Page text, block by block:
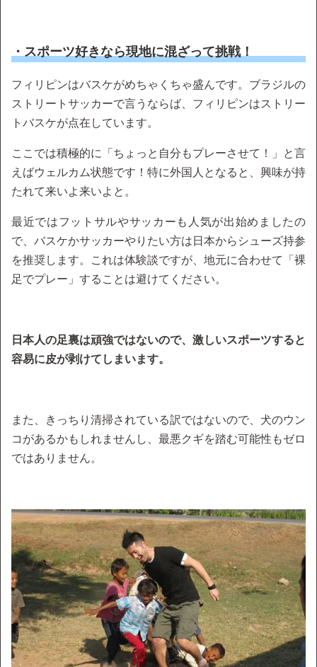
・スポーツ好きなら現地に混ざって挑戦！
フィリピンはバスケがめちゃくちゃ盛んです。ブラジルの
ストリートサッカーで言うならば、フィリピンはストリー
トバスケが点在しています。
ここでは積極的に「ちょっと自分もプレーさせて！」と言
えばウェルカム状態です！特に外国人となると、興味が持
たれて来いよ来いよと。
最近ではフットサルやサッカーも人気が出始めましたの
で、バスケかサッカーやりたい方は日本からシューズ持参
を推奨します。これは体験談ですが、地元に合わせて「裸
足でプレー」することは避けてください。
日本人の足裏は頑強ではないので、激しいスポーツすると
容易に皮が剥けてしまいます。
また、きっちり清掃されている訳ではないので、犬のウン
コがあるかもしれませんし、最悪クギを踏む可能性もゼロ
ではありません。